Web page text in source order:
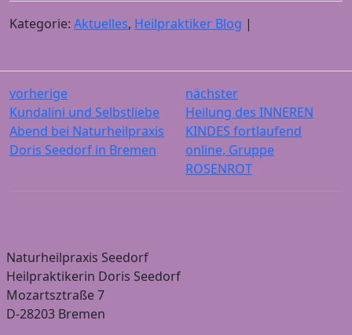
Kategorie: Aktuelles, Heilpraktiker Blog |
vorherige
Kundalini und Selbstliebe
Abend bei Naturheilpraxis
Doris Seedorf in Bremen
nächster
Heilung des INNEREN
KINDES fortlaufend
online, Gruppe
ROSENROT
Naturheilpraxis Seedorf
Heilpraktikerin Doris Seedorf
Mozartsztraße 7
D-28203 Bremen